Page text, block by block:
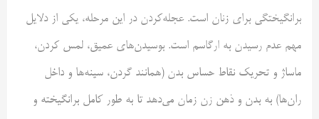
برانگیختگی برای زنان است. عجله‌کردن در این مرحله، یکی از دلایل
مهم عدم رسیدن به ارگاسم است. بوسیدن‌های عمیق، لمس کردن،
ماساژ و تحریک نقاط حساس بدن (همانند گردن، سینه‌ها و داخل
ران‌ها) به بدن و ذهن زن زمان می‌دهد تا به طور کامل برانگیخته و